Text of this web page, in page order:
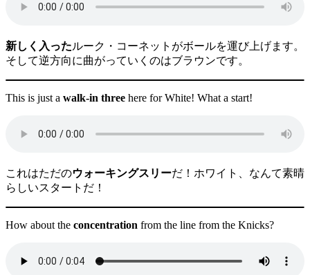
新しく入ったルーク・コーネットがボールを運び上げます。
そして逆方向に曲がっていくのはブラウンです。
This is just a walk-in three here for White! What a start!
これはただのウォーキングスリーだ！ホワイト、なんて素晴
らしいスタートだ！
How about the concentration from the line from the Knicks?